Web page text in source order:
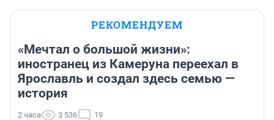
РЕКОМЕНДУЕМ
«Мечтал о большой жизни»:
иностранец из Камеруна переехал в
Ярославль и создал здесь семью —
история
2 часа 3 536 19